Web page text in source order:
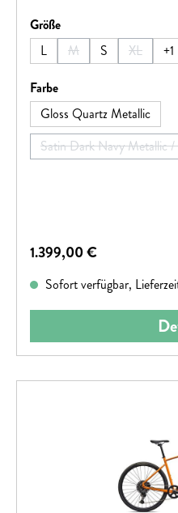
entwickelt – RIDER-FIRST
Rahmengröße ist speziell
Balance, geringes Gewicht
unabhängig von der Größe
Größeauswählen
L
M
(Diese Option ist
S XL
(Diese
+1
Farbeauswählen
Gloss Quartz Metallic
Satin Dark Navy Metallic
(Diese
Regulärer Preis:
1.399,00 €
Sofort verfügbar,